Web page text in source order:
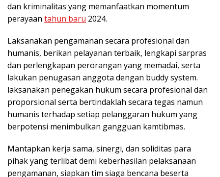
dan kriminalitas yang memanfaatkan momentum
perayaan tahun baru 2024.
Laksanakan pengamanan secara profesional dan
humanis, berikan pelayanan terbaik, lengkapi sarpras
dan perlengkapan perorangan yang memadai, serta
lakukan penugasan anggota dengan buddy system.
laksanakan penegakan hukum secara profesional dan
proporsional serta bertindaklah secara tegas namun
humanis terhadap setiap pelanggaran hukum yang
berpotensi menimbulkan gangguan kamtibmas.
Mantapkan kerja sama, sinergi, dan soliditas para
pihak yang terlibat demi keberhasilan pelaksanaan
pengamanan, siapkan tim siaga bencana beserta